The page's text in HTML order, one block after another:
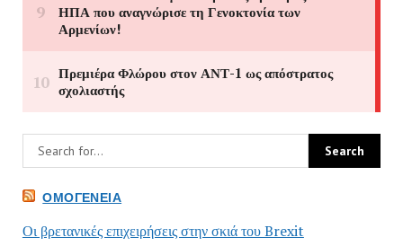
ΟΜΟΓΈΝΕΙΑ
Οι βρετανικές επιχειρήσεις στην σκιά του Brexit